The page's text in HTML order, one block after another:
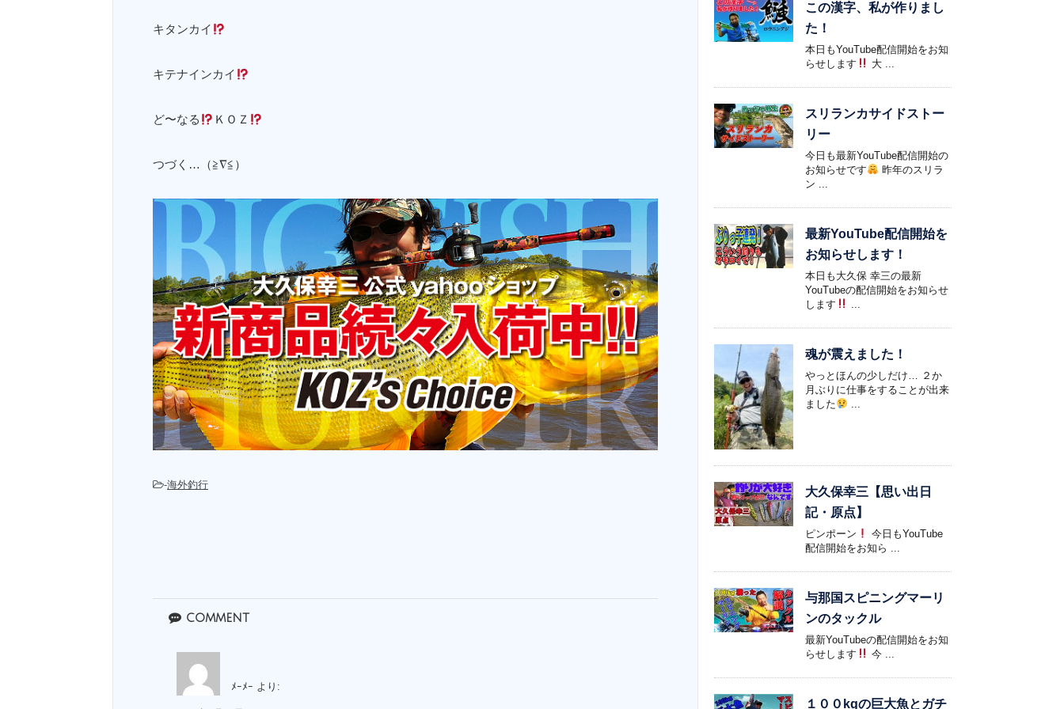
キタンカイ
キテナインカイ
ど〜なる ＫＯＺ
つづく…（≧∇≦）
-海外釣行
comment
ﾒｰﾒｰ より:
この漢字、私が作りまし
た！
本日もYouTube配信開始をお知
らせします
大 ...
スリランカサイドストー
リー
今日も最新YouTube配信開始の
お知らせです
昨年のスリラ
ン ...
最新YouTube配信開始を
お知らせします！
本日も大久保 幸三の最新
YouTubeの配信開始をお知らせ
します
...
魂が震えました！
やっとほんの少しだけ… ２か
月ぶりに仕事をすることが出来
ました
...
大久保幸三【思い出日
記・原点】
ピンポーン
今日もYouTube
配信開始をお知ら ...
与那国スピニングマーリ
ンのタックル
最新YouTubeの配信開始をお知
らせします
今 ...
１００kgの巨大魚とガチ